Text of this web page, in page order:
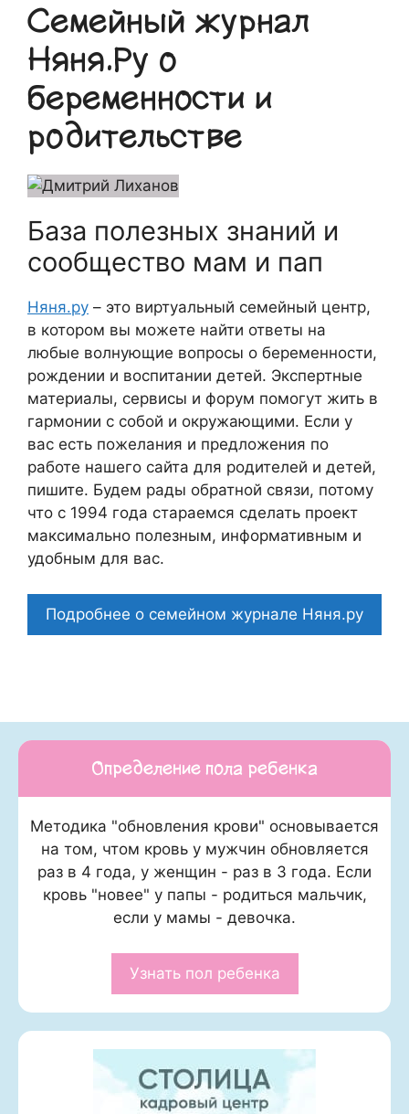
Семейный журнал
Няня.Ру о
беременности и
родительстве
База полезных знаний и
сообщество мам и пап
Няня.ру – это виртуальный семейный центр,
в котором вы можете найти ответы на
любые волнующие вопросы о беременности,
рождении и воспитании детей. Экспертные
материалы, сервисы и форум помогут жить в
гармонии с собой и окружающими. Если у
вас есть пожелания и предложения по
работе нашего сайта для родителей и детей,
пишите. Будем рады обратной связи, потому
что c 1994 года стараемся сделать проект
максимально полезным, информативным и
удобным для вас.
Подробнее о семейном журнале Няня.ру
Определение пола ребенка
Методика "обновления крови" основывается
на том, чтом кровь у мужчин обновляется
раз в 4 года, у женщин - раз в 3 года. Если
кровь "новее" у папы - родиться мальчик,
если у мамы - девочка.
Узнать пол ребенка